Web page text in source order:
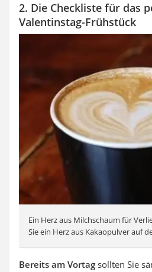
2. Die Checkliste für das
Valentinstag-Frühstück
Ein Herz aus Milchschaum für
Sie ein Herz aus Kakaopulver auf
Bereits am Vortag sollten Sie